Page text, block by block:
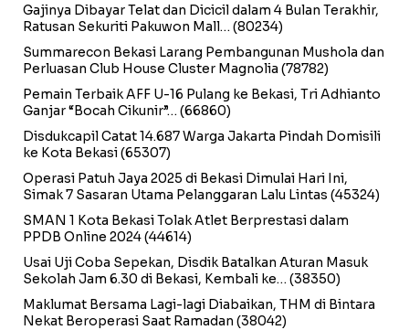
Gajinya Dibayar Telat dan Dicicil dalam 4 Bulan Terakhir,
Ratusan Sekuriti Pakuwon Mall… (80234)
Summarecon Bekasi Larang Pembangunan Mushola dan
Perluasan Club House Cluster Magnolia (78782)
Pemain Terbaik AFF U-16 Pulang ke Bekasi, Tri Adhianto
Ganjar “Bocah Cikunir”… (66860)
Disdukcapil Catat 14.687 Warga Jakarta Pindah Domisili
ke Kota Bekasi(65307)
Operasi Patuh Jaya 2025 di Bekasi Dimulai Hari Ini,
Simak 7 Sasaran Utama Pelanggaran Lalu Lintas (45324)
SMAN 1 Kota Bekasi Tolak Atlet Berprestasi dalam
PPDB Online 2024(44614)
Usai Uji Coba Sepekan, Disdik Batalkan Aturan Masuk
Sekolah Jam 6.30 di Bekasi, Kembali ke… (38350)
Maklumat Bersama Lagi-lagi Diabaikan, THM di Bintara
Nekat Beroperasi Saat Ramadan (38042)